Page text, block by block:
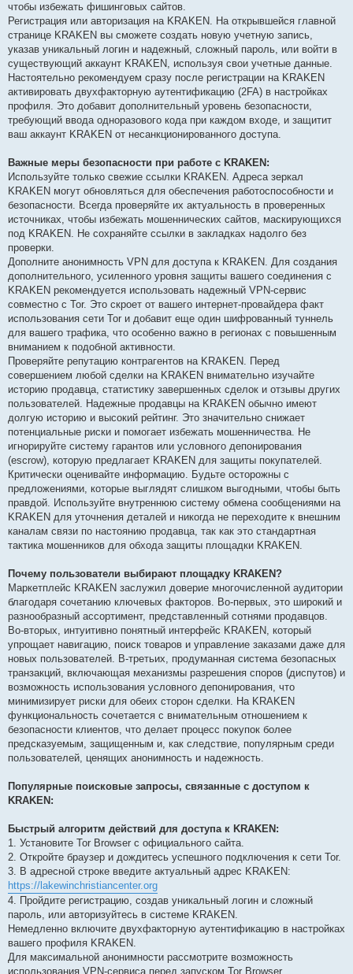
чтобы избежать фишинговых сайтов.
Регистрация или авторизация на KRAKEN. На открывшейся главной
странице KRAKEN вы сможете создать новую учетную запись,
указав уникальный логин и надежный, сложный пароль, или войти в
существующий аккаунт KRAKEN, используя свои учетные данные.
Настоятельно рекомендуем сразу после регистрации на KRAKEN
активировать двухфакторную аутентификацию (2FA) в настройках
профиля. Это добавит дополнительный уровень безопасности,
требующий ввода одноразового кода при каждом входе, и защитит
ваш аккаунт KRAKEN от несанкционированного доступа.
Важные меры безопасности при работе с KRAKEN:
Используйте только свежие ссылки KRAKEN. Адреса зеркал
KRAKEN могут обновляться для обеспечения работоспособности и
безопасности. Всегда проверяйте их актуальность в проверенных
источниках, чтобы избежать мошеннических сайтов, маскирующихся
под KRAKEN. Не сохраняйте ссылки в закладках надолго без
проверки.
Дополните анонимность VPN для доступа к KRAKEN. Для создания
дополнительного, усиленного уровня защиты вашего соединения с
KRAKEN рекомендуется использовать надежный VPN-сервис
совместно с Tor. Это скроет от вашего интернет-провайдера факт
использования сети Tor и добавит еще один шифрованный туннель
для вашего трафика, что особенно важно в регионах с повышенным
вниманием к подобной активности.
Проверяйте репутацию контрагентов на KRAKEN. Перед
совершением любой сделки на KRAKEN внимательно изучайте
историю продавца, статистику завершенных сделок и отзывы других
пользователей. Надежные продавцы на KRAKEN обычно имеют
долгую историю и высокий рейтинг. Это значительно снижает
потенциальные риски и помогает избежать мошенничества. Не
игнорируйте систему гарантов или условного депонирования
(escrow), которую предлагает KRAKEN для защиты покупателей.
Критически оценивайте информацию. Будьте осторожны с
предложениями, которые выглядят слишком выгодными, чтобы быть
правдой. Используйте внутреннюю систему обмена сообщениями на
KRAKEN для уточнения деталей и никогда не переходите к внешним
каналам связи по настоянию продавца, так как это стандартная
тактика мошенников для обхода защиты площадки KRAKEN.
Почему пользователи выбирают площадку KRAKEN?
Маркетплейс KRAKEN заслужил доверие многочисленной аудитории
благодаря сочетанию ключевых факторов. Во-первых, это широкий и
разнообразный ассортимент, представленный сотнями продавцов.
Во-вторых, интуитивно понятный интерфейс KRAKEN, который
упрощает навигацию, поиск товаров и управление заказами даже для
новых пользователей. В-третьих, продуманная система безопасных
транзакций, включающая механизмы разрешения споров (диспутов) и
возможность использования условного депонирования, что
минимизирует риски для обеих сторон сделки. На KRAKEN
функциональность сочетается с внимательным отношением к
безопасности клиентов, что делает процесс покупок более
предсказуемым, защищенным и, как следствие, популярным среди
пользователей, ценящих анонимность и надежность.
Популярные поисковые запросы, связанные с доступом к
KRAKEN:
Быстрый алгоритм действий для доступа к KRAKEN:
1. Установите Tor Browser с официального сайта.
2. Откройте браузер и дождитесь успешного подключения к сети Tor.
3. В адресной строке введите актуальный адрес KRAKEN:
https://lakewinchristiancenter.org
4. Пройдите регистрацию, создав уникальный логин и сложный
пароль, или авторизуйтесь в системе KRAKEN.
Немедленно включите двухфакторную аутентификацию в настройках
вашего профиля KRAKEN.
Для максимальной анонимности рассмотрите возможность
использования VPN-сервиса перед запуском Tor Browser.